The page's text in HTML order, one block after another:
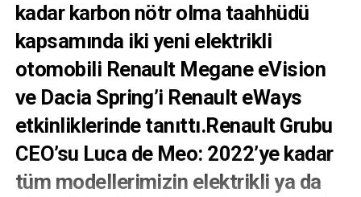
kadar karbon nötr olma taahhüdü
kapsamında iki yeni elektrikli
otomobili Renault Megane eVision
ve Dacia Spring’i Renault eWays
etkinliklerinde tanıttı.Renault Grubu
CEO’su Luca de Meo: 2022’ye kadar
tüm modellerimizin elektrikli ya da